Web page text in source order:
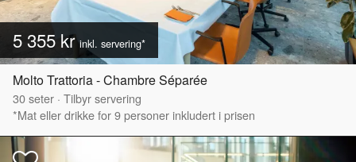
5 355 krinkl. servering*
Molto Trattoria - Chambre Séparée
30seter · Tilbyr servering
*Mat eller drikke for 9 personer inkludert i prisen